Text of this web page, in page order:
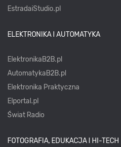
EstradaiStudio.pl
ELEKTRONIKA I AUTOMATYKA
ElektronikaB2B.pl
AutomatykaB2B.pl
Elektronika Praktyczna
Elportal.pl
Świat Radio
FOTOGRAFIA, EDUKACJA I HI-TECH